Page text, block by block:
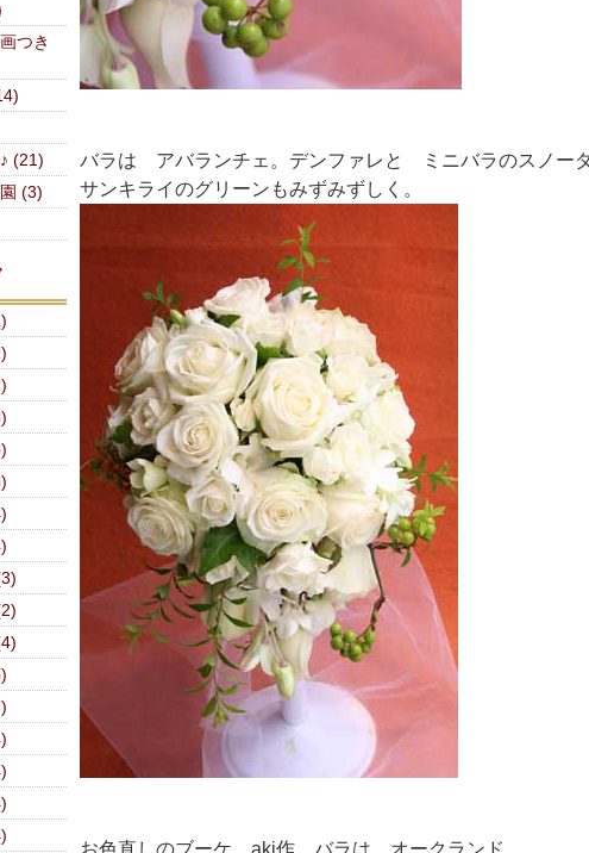
バラは アバランチェ。デンファレと ミニバラのスノー
サンキライのグリーンもみずみずしく。
お色直しのブーケ。aki作。バラは オークランド。
つき
(21)
(3)